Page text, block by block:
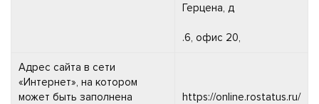
Герцена, д
.6, офис 20,
Адрес сайта в сети
«Интернет», на котором
может быть заполнена
https://online.rostatus.ru/